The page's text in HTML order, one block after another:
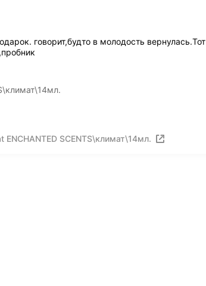
говорит,будто в молодость вернулась.Тот
SCENTS\климат\14мл.